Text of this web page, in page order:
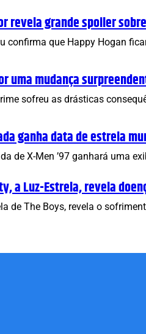
revela grande spoiler
confirma que Happy Hogan
uma mudança
sofreu as drásticas
ganha data de estreia
de X-Men ’97 ganhará uma
a Luz-Estrela, revela
de The Boys, revela o